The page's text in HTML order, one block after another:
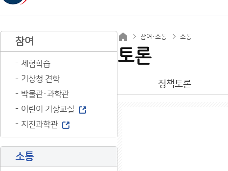
참여
체험학습
기상청 견학
박물관·과학관
어린이 기상교실
지진과학관
소통
참여·소통 소통
토론
정책토론